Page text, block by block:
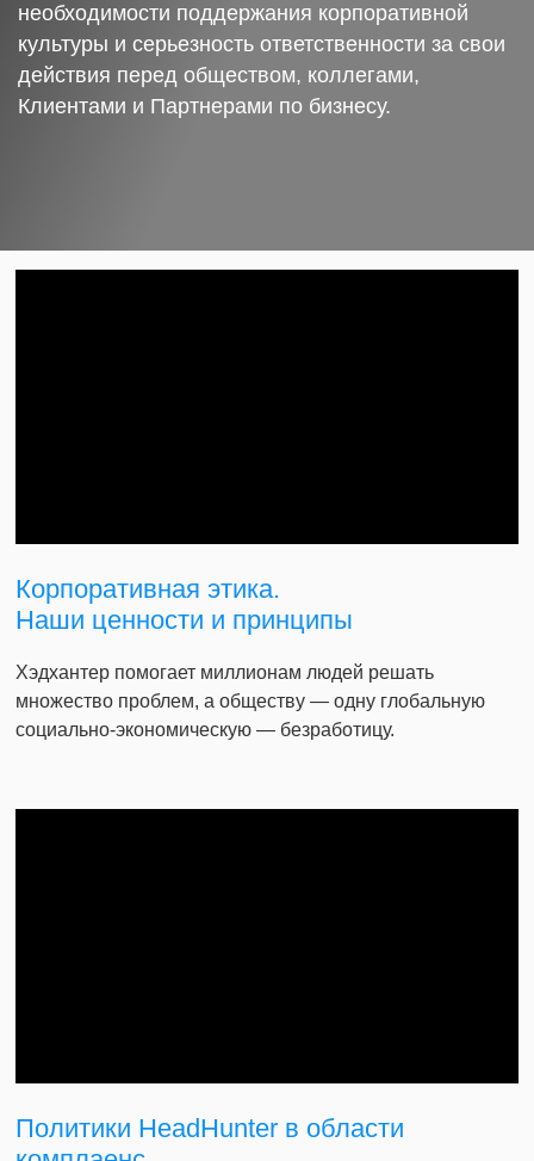
необходимости поддержания корпоративной
культуры и серьезность ответственности за свои
действия перед обществом, коллегами,
Клиентами и Партнерами по бизнесу.
Корпоративная этика.
Наши ценности и принципы
Хэдхантер помогает миллионам людей решать
множество проблем, а обществу — одну глобальную
социально-экономическую — безработицу.
Политики HeadHunter в области